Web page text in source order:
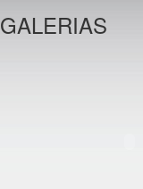
GALERIAS